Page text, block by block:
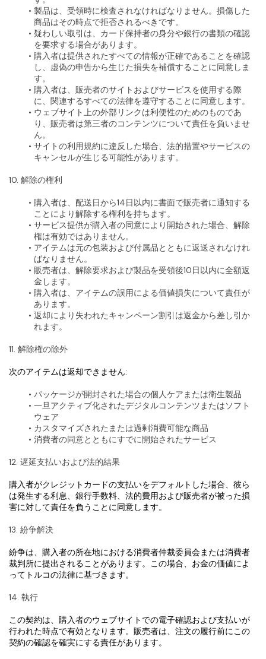
製品は、受領時に検査されなければなりません。損傷した
商品はその時点で拒否されるべきです。
疑わしい取引は、カード保持者の身分や銀行の書類の確認
を要求する場合があります。
購入者は提供されたすべての情報が正確であることを確認
し、虚偽の申告から生じた損失を補償することに同意しま
す。
購入者は、販売者のサイトおよびサービスを使用する際
に、関連するすべての法律を遵守することに同意します。
ウェブサイト上の外部リンクは利便性のためのものであ
り、販売者は第三者のコンテンツについて責任を負いませ
ん。
サイトの利用規約に違反した場合、法的措置やサービスの
キャンセルが生じる可能性があります。
10. 解除の権利
購入者は、配送日から14日以内に書面で販売者に通知する
ことにより解除する権利を持ちます。
サービス提供が購入者の同意により開始された場合、解除
権は有効ではありません。
アイテムは元の包装および付属品とともに返送されなけれ
ばなりません。
販売者は、解除要求および製品を受領後10日以内に全額返
金します。
購入者は、アイテムの誤用による価値損失について責任が
あります。
返却により失われたキャンペーン割引は返金から差し引か
れます。
11. 解除権の除外
次のアイテムは返却できません:
パッケージが開封された場合の個人ケアまたは衛生製品
一旦アクティブ化されたデジタルコンテンツまたはソフト
ウェア
カスタマイズされたまたは過剰消費可能な商品
消費者の同意とともにすでに開始されたサービス
12. 遅延支払いおよび法的結果
購入者がクレジットカードの支払いをデフォルトした場合、彼ら
は発生する利息、銀行手数料、法的費用および販売者が被った損
害に対して責任を負うことに同意します。
13. 紛争解決
紛争は、購入者の所在地における消費者仲裁委員会または消費者
裁判所に提出されることがあります。この場合、お金の価値によ
ってトルコの法律に基づきます。
14. 執行
この契約は、購入者のウェブサイトでの電子確認および支払いが
行われた時点で有効となります。販売者は、注文の履行前にこの
契約の確認を確実にする責任があります。